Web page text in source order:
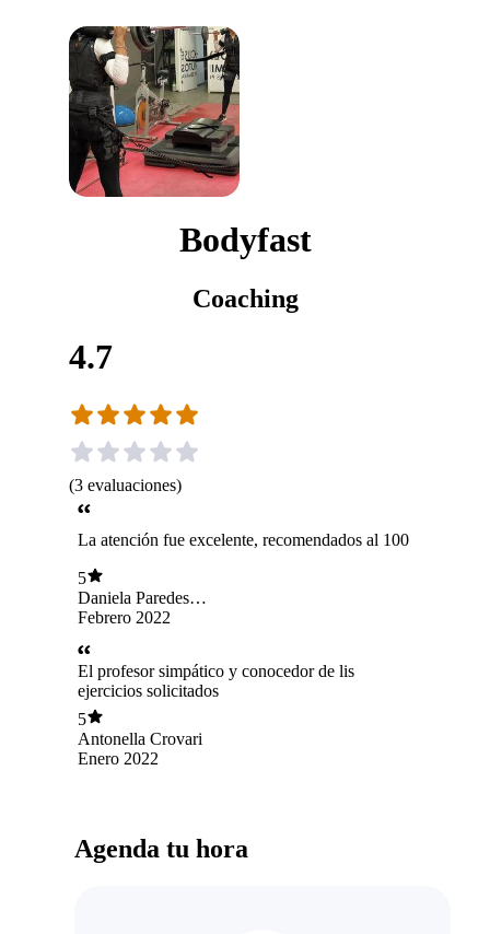
Bodyfast
Coaching
4.7
(3 evaluaciones)
La atención fue excelente, recomendados al 100
5
Daniela Paredes
Cornejo
Febrero 2022
El profesor simpático y conocedor de lis
ejercicios solicitados
5
Antonella Crovari
Enero 2022
Agenda tu hora